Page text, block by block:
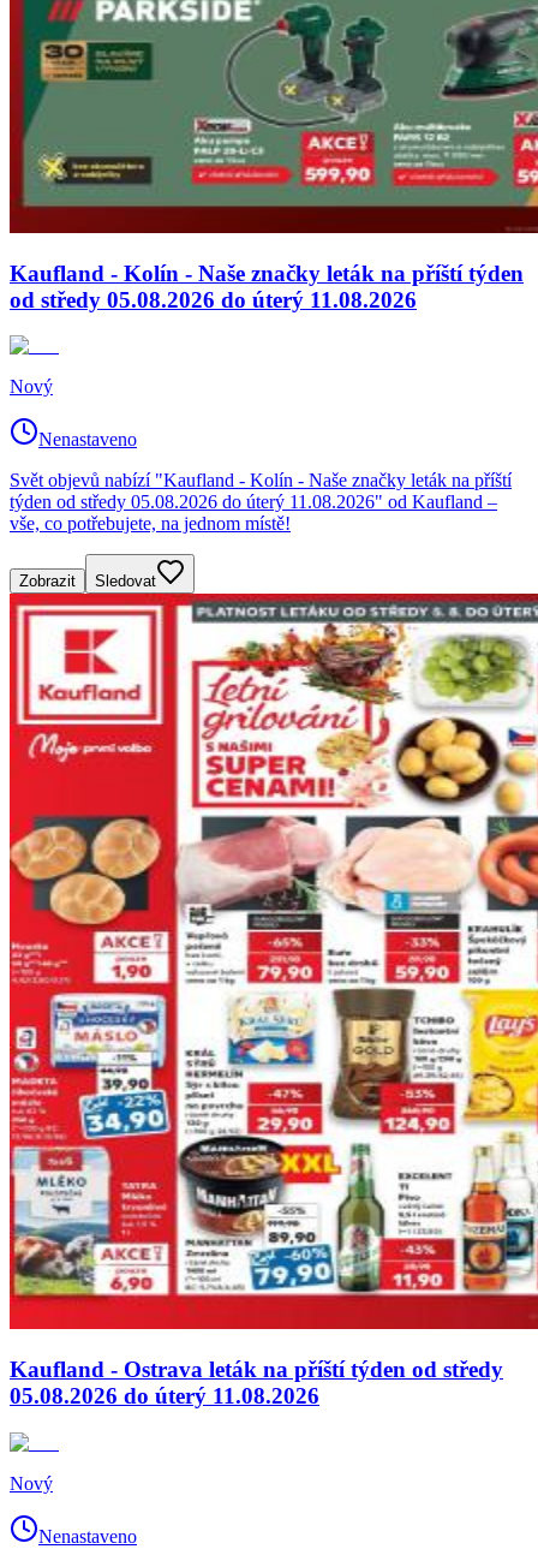
Kaufland - Kolín - Naše značky leták na příští týden
od středy 05.08.2026 do úterý 11.08.2026
Nový
Nenastaveno
Svět objevů nabízí "Kaufland - Kolín - Naše značky leták na příští
týden od středy 05.08.2026 do úterý 11.08.2026" od Kaufland –
vše, co potřebujete, na jednom místě!
Zobrazit Sledovat
Kaufland - Ostrava leták na příští týden od středy
05.08.2026 do úterý 11.08.2026
Nový
Nenastaveno